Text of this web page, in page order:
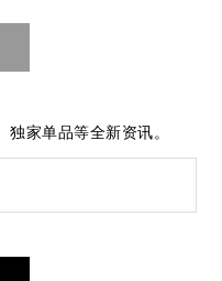
家单品等全新资讯。